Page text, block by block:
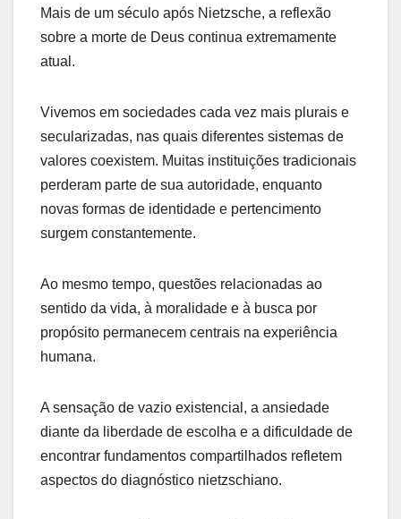
Mais de um século após Nietzsche, a reflexão
sobre a morte de Deus continua extremamente
atual.
Vivemos em sociedades cada vez mais plurais e
secularizadas, nas quais diferentes sistemas de
valores coexistem. Muitas instituições tradicionais
perderam parte de sua autoridade, enquanto
novas formas de identidade e pertencimento
surgem constantemente.
Ao mesmo tempo, questões relacionadas ao
sentido da vida, à moralidade e à busca por
propósito permanecem centrais na experiência
humana.
A sensação de vazio existencial, a ansiedade
diante da liberdade de escolha e a dificuldade de
encontrar fundamentos compartilhados refletem
aspectos do diagnóstico nietzschiano.